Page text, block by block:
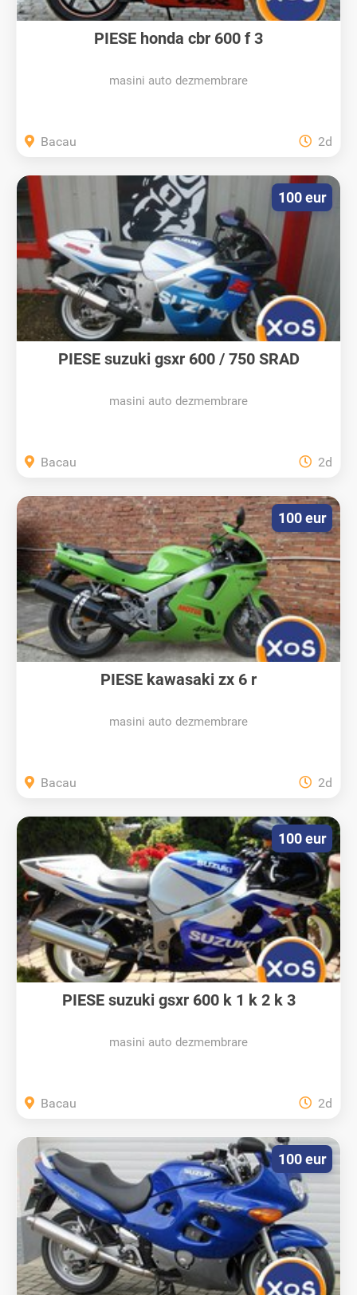
PIESE honda cbr 600 f 3
masini auto dezmembrare
Bacau 2d
PIESE suzuki gsxr 600 / 750 SRAD
masini auto dezmembrare
100 eur
Bacau 2d
PIESE kawasaki zx 6 r
masini auto dezmembrare
100 eur
Bacau 2d
PIESE suzuki gsxr 600 k 1 k 2 k 3
masini auto dezmembrare
100 eur
Bacau 2d
100 eur